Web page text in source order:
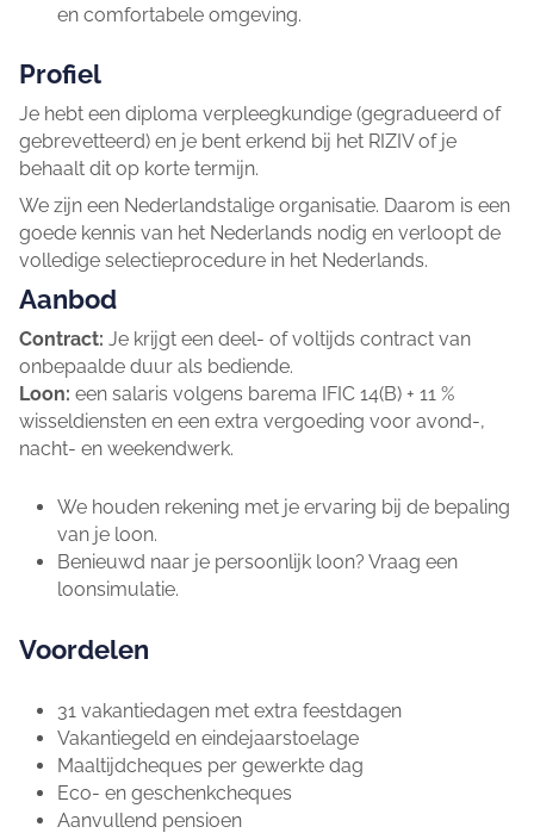
en comfortabele omgeving.
Profiel
Je hebt een diploma verpleegkundige (gegradueerd of
gebrevetteerd) en je bent erkend bij het RIZIV of je
behaalt dit op korte termijn.
We zijn een Nederlandstalige organisatie. Daarom is een
goede kennis van het Nederlands nodig en verloopt de
volledige selectieprocedure in het Nederlands.
Aanbod
Contract: Je krijgt een deel- of voltijds contract van
onbepaalde duur als bediende.
Loon: een salaris volgens barema IFIC 14(B) + 11 %
wisseldiensten en een extra vergoeding voor avond-,
nacht- en weekendwerk.
We houden rekening met je ervaring bij de bepaling
van je loon.
Benieuwd naar je persoonlijk loon? Vraag een
loonsimulatie.
Voordelen
31 vakantiedagen met extra feestdagen
Vakantiegeld en eindejaarstoelage
Maaltijdcheques per gewerkte dag
Eco- en geschenkcheques
Aanvullend pensioen